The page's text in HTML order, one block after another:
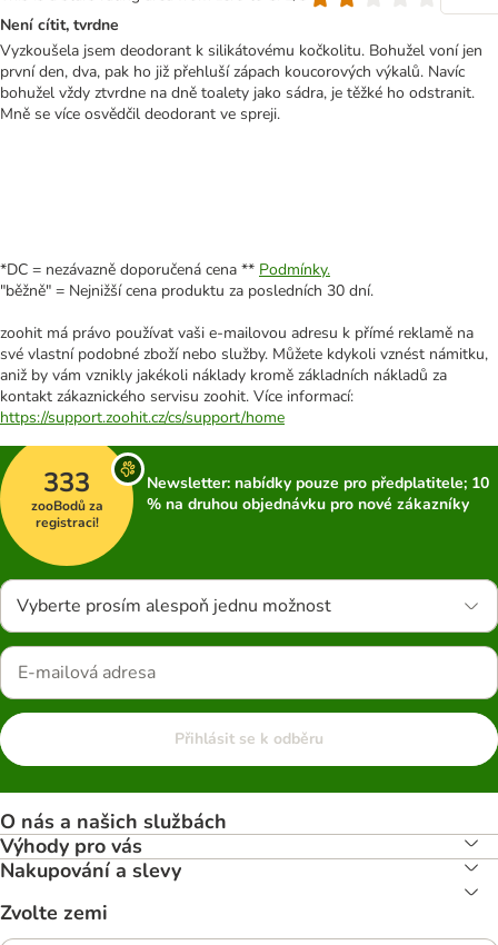
Není cítit, tvrdne
Vyzkoušela jsem deodorant k silikátovému kočkolitu. Bohužel voní jen
první den, dva, pak ho již přehluší zápach koucorových výkalů. Navíc
bohužel vždy ztvrdne na dně toalety jako sádra, je těžké ho odstranit.
Mně se více osvědčil deodorant ve spreji.
*DC = nezávazně doporučená cena ** Podmínky.
"běžně" = Nejnižší cena produktu za posledních 30 dní.
zoohit má právo používat vaši e-mailovou adresu k přímé reklamě na
své vlastní podobné zboží nebo služby. Můžete kdykoli vznést námitku,
aniž by vám vznikly jakékoli náklady kromě základních nákladů za
kontakt zákaznického servisu zoohit. Více informací:
https://support.zoohit.cz/cs/support/home
333
zooBodů za
registraci!
Newsletter: nabídky pouze pro předplatitele; 10
% na druhou objednávku pro nové zákazníky
Vyberte prosím alespoň jednu možnost
Přihlásit se k odběru
O nás a našich službách
Výhody pro vás
Nakupování a slevy
Zvolte zemi